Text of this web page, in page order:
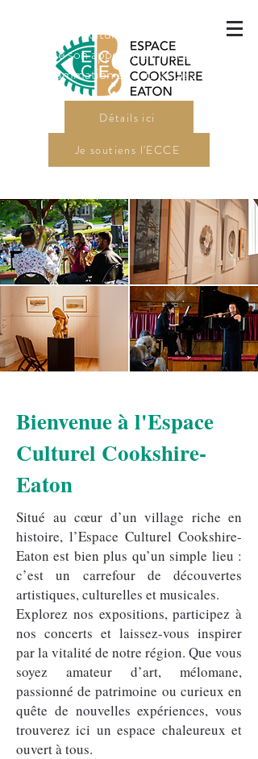
Je soutiens l'ECCE
L'Espace culturel Cookshire-Eaton
a lancé son appel de dossiers pour sa
programmation en arts visuels 2027.
Détails ici
Bienvenue à l'Espace
Culturel Cookshire-
Eaton
Situé au cœur d’un village riche en
histoire, l’Espace Culturel Cookshire-
Eaton est bien plus qu’un simple lieu :
c’est un carrefour de découvertes
artistiques, culturelles et musicales.
Explorez nos expositions, participez à
nos concerts et laissez-vous inspirer
par la vitalité de notre région. Que vous
soyez amateur d’art, mélomane,
passionné de patrimoine ou curieux en
quête de nouvelles expériences, vous
trouverez ici un espace chaleureux et
ouvert à tous.